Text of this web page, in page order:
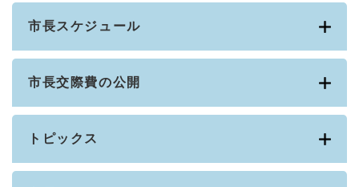
市長スケジュール
市長交際費の公開
トピックス